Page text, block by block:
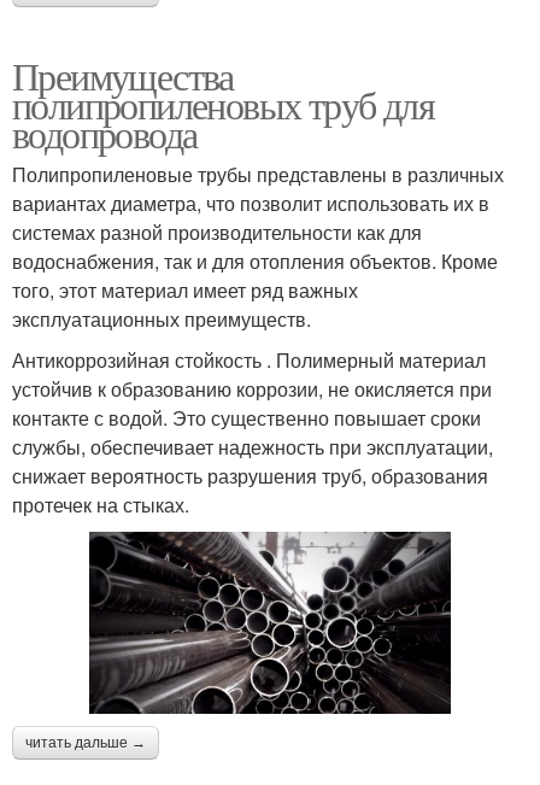
Преимущества
полипропиленовых труб для
водопровода
Полипропиленовые трубы представлены в различных
вариантах диаметра, что позволит использовать их в
системах разной производительности как для
водоснабжения, так и для отопления объектов. Кроме
того, этот материал имеет ряд важных
эксплуатационных преимуществ.
Антикоррозийная стойкость . Полимерный материал
устойчив к образованию коррозии, не окисляется при
контакте с водой. Это существенно повышает сроки
службы, обеспечивает надежность при эксплуатации,
снижает вероятность разрушения труб, образования
протечек на стыках.
читать дальше →